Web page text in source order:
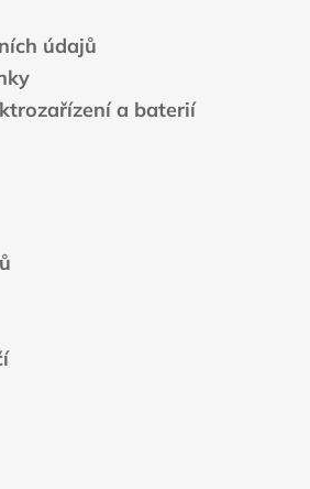
údajů
a baterií